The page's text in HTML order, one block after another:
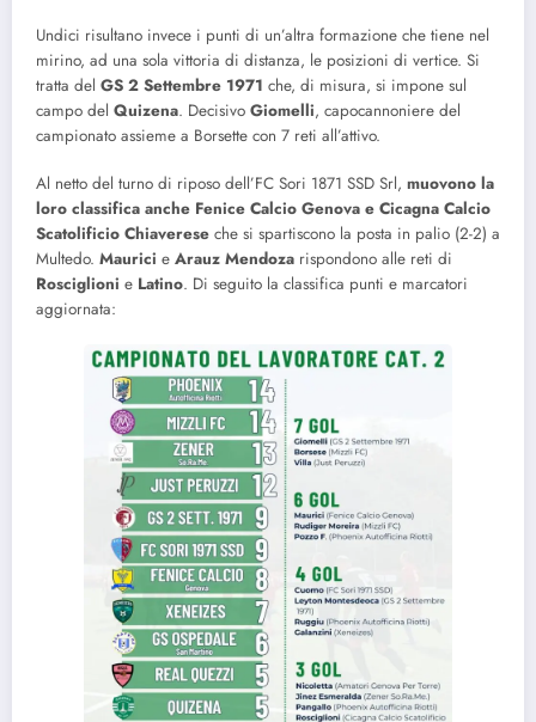
Undici risultano invece i punti di un’altra formazione che tiene nel
mirino, ad una sola vittoria di distanza, le posizioni di vertice. Si
tratta del GS 2 Settembre 1971 che, di misura, si impone sul
campo del Quizena. Decisivo Giomelli, capocannoniere del
campionato assieme a Borsette con 7 reti all’attivo.
Al netto del turno di riposo dell’FC Sori 1871 SSD Srl, muovono la
loro classifica anche Fenice Calcio Genova e Cicagna Calcio
Scatolificio Chiaverese che si spartiscono la posta in palio (2-2) a
Multedo. Maurici e Arauz Mendoza rispondono alle reti di
Rosciglioni e Latino. Di seguito la classifica punti e marcatori
aggiornata: